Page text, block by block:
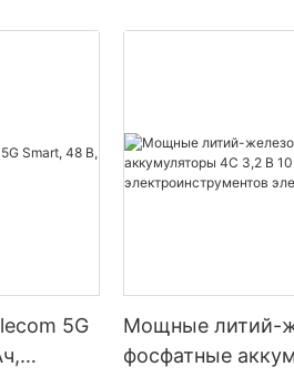
5G
Мощные литий-
фосфатные